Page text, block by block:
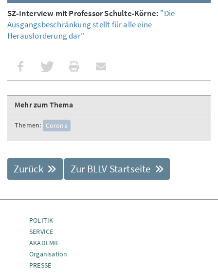
SZ-Interview mit Professor Schulte-Körne: "Die
Ausgangsbeschränkung stellt für alle eine
Herausforderung dar"
Mehr zum Thema
Themen: Corona
Zurück Zur BLLV Startseite
POLITIK
SERVICE
AKADEMIE
Organisation
PRESSE